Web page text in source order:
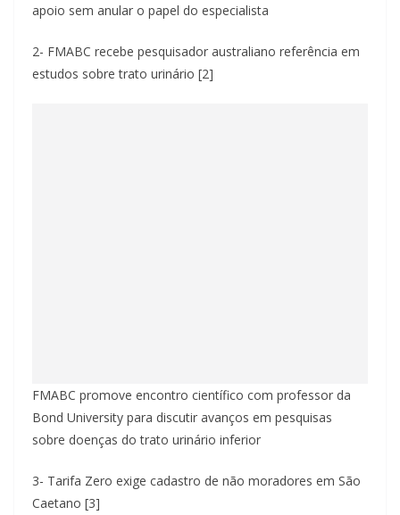
apoio sem anular o papel do especialista
2- FMABC recebe pesquisador australiano referência em
estudos sobre trato urinário [2]
FMABC promove encontro científico com professor da
Bond University para discutir avanços em pesquisas
sobre doenças do trato urinário inferior
3- Tarifa Zero exige cadastro de não moradores em São
Caetano [3]